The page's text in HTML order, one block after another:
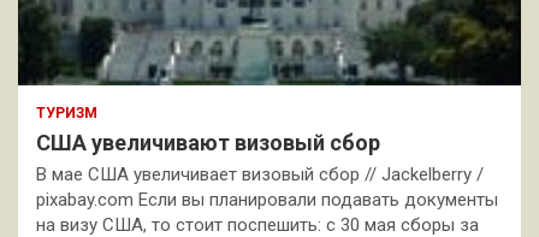
ТУРИЗМ
США увеличивают визовый сбор
В мае США увеличивает визовый сбор // Jackelberry /
pixabay.com Если вы планировали подавать документы
на визу США, то стоит поспешить: с 30 мая сборы за